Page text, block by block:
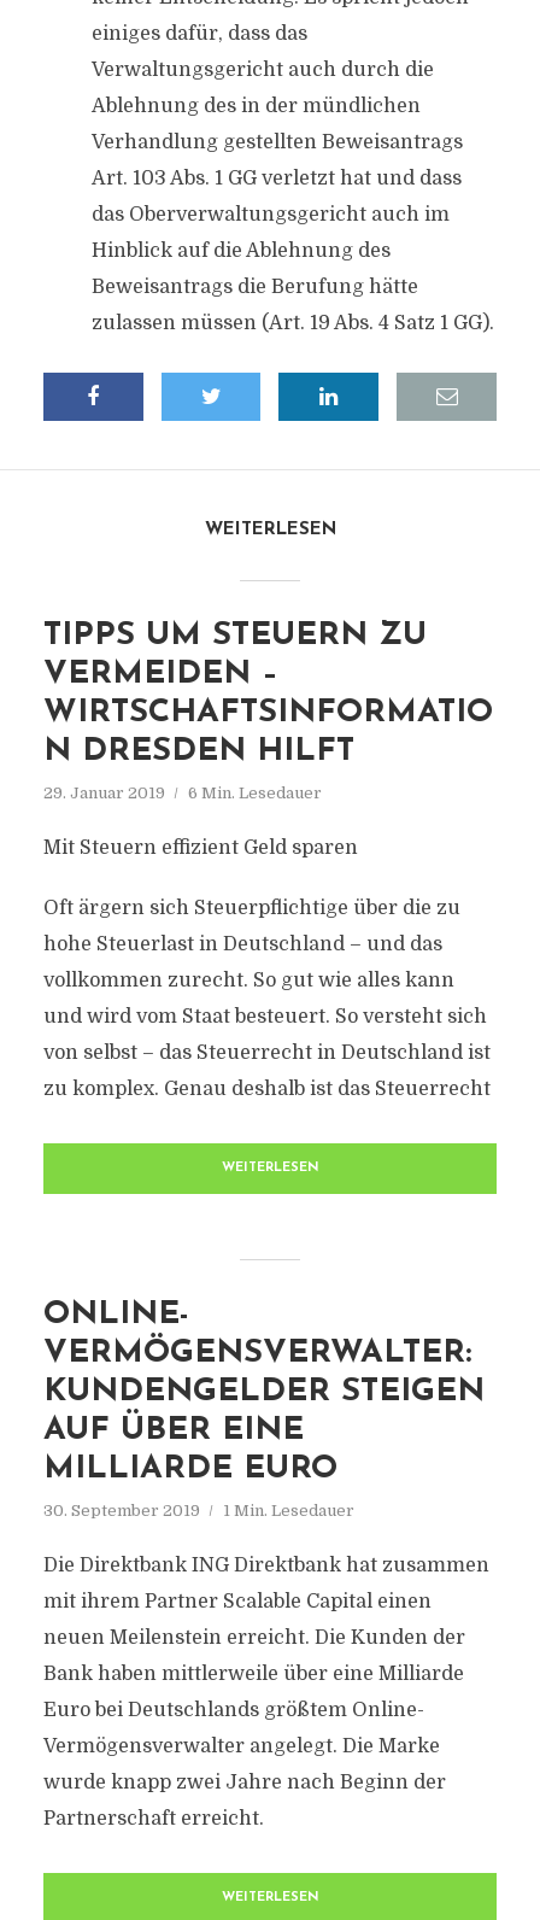
einiges dafür, dass das
Verwaltungsgericht auch durch die
Ablehnung des in der mündlichen
Verhandlung gestellten Beweisantrags
Art. 103 Abs. 1 GG verletzt hat und dass
das Oberverwaltungsgericht auch im
Hinblick auf die Ablehnung des
Beweisantrags die Berufung hätte
zulassen müssen (Art. 19 Abs. 4 Satz 1 GG).
WEITERLESEN
TIPPS UM STEUERN ZU
VERMEIDEN –
WIRTSCHAFTSINFORMATIO
N DRESDEN HILFT
29. Januar 2019 6 Min. Lesedauer
Mit Steuern effizient Geld sparen
Oft ärgern sich Steuerpflichtige über die zu
hohe Steuerlast in Deutschland – und das
vollkommen zurecht. So gut wie alles kann
und wird vom Staat besteuert. So versteht sich
von selbst – das Steuerrecht in Deutschland ist
zu komplex. Genau deshalb ist das Steuerrecht
WEITERLESEN
ONLINE-
VERMÖGENSVERWALTER:
KUNDENGELDER STEIGEN
AUF ÜBER EINE
MILLIARDE EURO
30. September 2019 1 Min. Lesedauer
Die Direktbank ING Direktbank hat zusammen
mit ihrem Partner Scalable Capital einen
neuen Meilenstein erreicht. Die Kunden der
Bank haben mittlerweile über eine Milliarde
Euro bei Deutschlands größtem Online-
Vermögensverwalter angelegt. Die Marke
wurde knapp zwei Jahre nach Beginn der
Partnerschaft erreicht.
WEITERLESEN